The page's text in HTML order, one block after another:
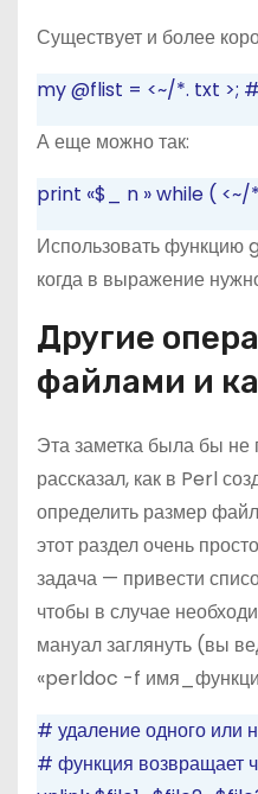
Существует и более
my@flist = <~/*. txt >;
А еще можно так:
print «$_ n »while ( <~/
Использовать функцию
когда в выражение
Другие
файлами и
Эта заметка была бы
рассказал, как в Perl
определить размер
этот раздел очень
задача — привести
чтобы в случае
мануал заглянуть (вы
«perldoc -f
# удаление одного или
# функция возвращает